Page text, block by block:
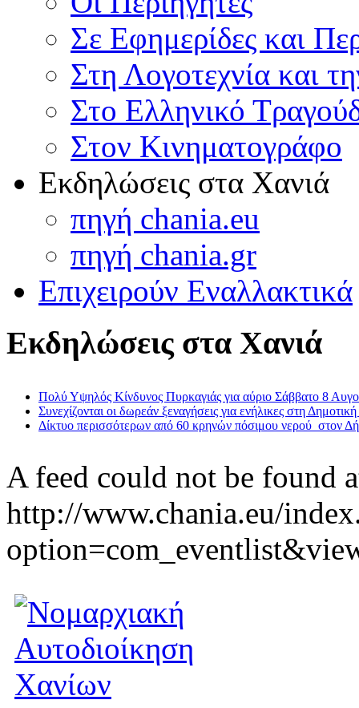
Σε Εφημερίδες και
Στη Λογοτεχνία και
Στο Ελληνικό
Στον Κινηματογράφο
Εκδηλώσεις στα Χανιά
πηγή chania.eu
πηγή chania.gr
Επιχειρούν Εναλλακτικά
Εκδηλώσεις στα Χανιά
Πολύ Υψηλός Κίνδυνος Πυρκαγιάς για αύριο Σάββατο 8
Συνεχίζονται οι δωρεάν ξεναγήσεις για ενήλικες στη
Δίκτυο περισσότερων από 60 κρηνών πόσιμου νερού στον
A feed could not be found
http://www.chania.eu/